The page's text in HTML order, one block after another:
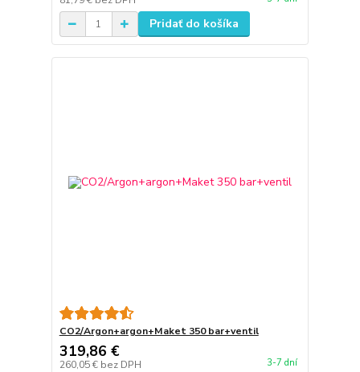
Pridať do košíka
CO2/Argon+argon+Maket 350 bar+ventil
319,86 €
260,05 € bez DPH 3-7 dní